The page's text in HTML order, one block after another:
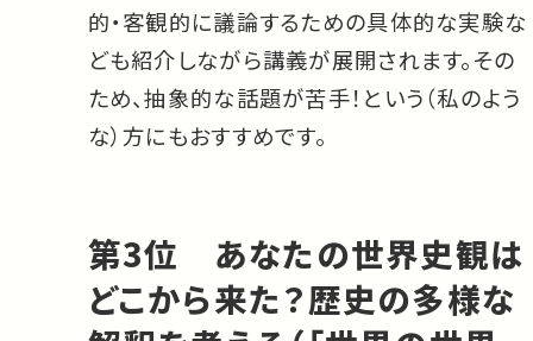
的・客観的に議論するための具体的な実験な
ども紹介しながら講義が展開されます。その
ため、抽象的な話題が苦手！という（私のよう
な）方にもおすすめです。
第3位 あなたの世界史観は
どこから来た？歴史の多様な